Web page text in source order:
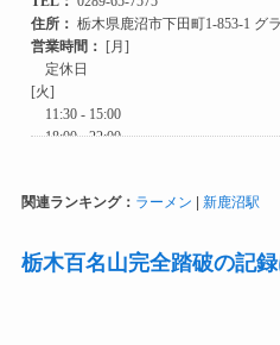
関連ランキング： ラーメン | 新鹿沼駅
栃木百名山完全踏破の記